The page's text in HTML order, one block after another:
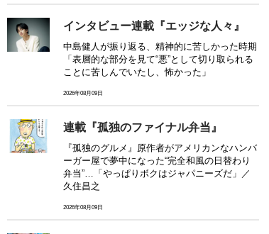
インタビュー連載『エッジな人々』
中島健人が振り返る、精神的に苦しかった時期
「表層的な部分を見て“悪”として切り取られる
ことに苦しんでいたし、怖かった」
2026年08月09日
連載『孤独のファイナル弁当』
『孤独のグルメ』原作者がアメリカンなハンバ
ーガー屋で夢中になった“完全和風の日替わり
弁当”…「やっぱりボクはジャパニーズだ」／
久住昌之
2026年08月09日